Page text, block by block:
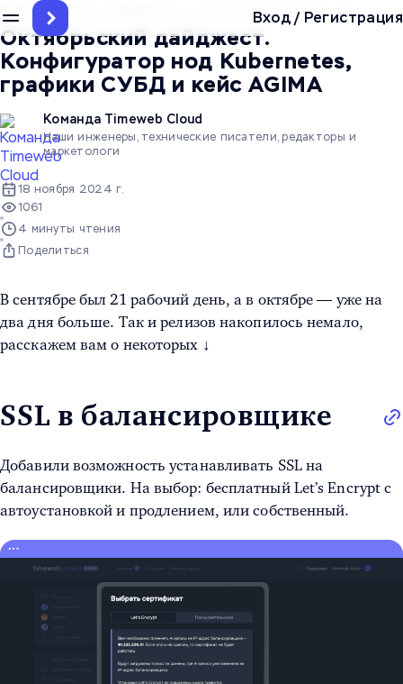
Вход/ Регистрация
Главная Блог
Октябрьский дайджест.
Конфигуратор нод Kubernetes,
графики СУБД и кейс AGIMA
Команда Timeweb Cloud
Наши инженеры, технические писатели, редакторы и
маркетологи
18 ноября 2024 г.
1061
4 минуты чтения
Поделиться
В сентябре был 21 рабочий день, а в октябре — уже на
два дня больше. Так и релизов накопилось немало,
расскажем вам о некоторых ↓
SSL в балансировщике
Добавили возможность устанавливать SSL на
балансировщики. На выбор: бесплатный Let’s Encrypt с
автоустановкой и продлением, или собственный.